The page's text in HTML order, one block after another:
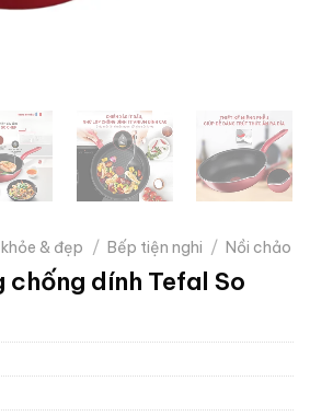
& đẹp / Bếp tiện nghi / Nồi chảo
chống dính Tefal So